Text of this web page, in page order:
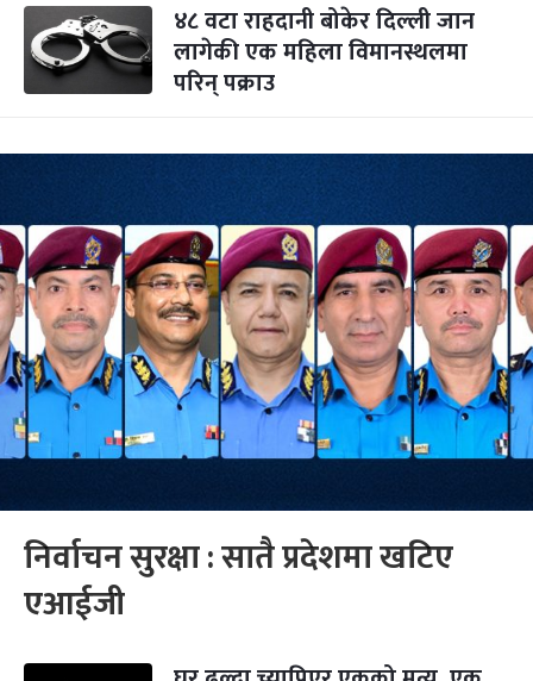
४८ वटा राहदानी बोकेर दिल्ली जान
लागेकी एक महिला विमानस्थलमा
परिन् पक्राउ
निर्वाचन सुरक्षा : सातै प्रदेशमा खटिए
एआईजी